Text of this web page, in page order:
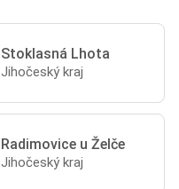
Stoklasná Lhota
Jihočeský kraj
Radimovice u Želče
Jihočeský kraj